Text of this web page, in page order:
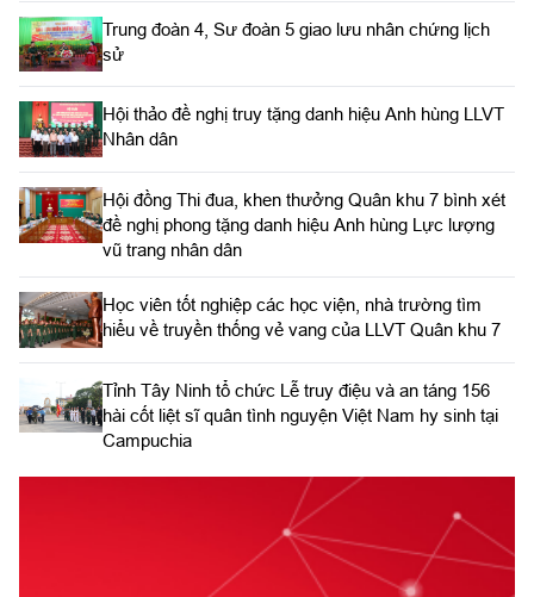
Trung đoàn 4, Sư đoàn 5 giao lưu nhân chứng lịch
sử
Hội thảo đề nghị truy tặng danh hiệu Anh hùng LLVT
Nhân dân
Hội đồng Thi đua, khen thưởng Quân khu 7 bình xét
đề nghị phong tặng danh hiệu Anh hùng Lực lượng
vũ trang nhân dân
Học viên tốt nghiệp các học viện, nhà trường tìm
hiểu về truyền thống vẻ vang của LLVT Quân khu 7
​Tỉnh Tây Ninh tổ chức Lễ truy điệu và an táng 156
hài cốt liệt sĩ quân tình nguyện Việt Nam hy sinh tại
Campuchia